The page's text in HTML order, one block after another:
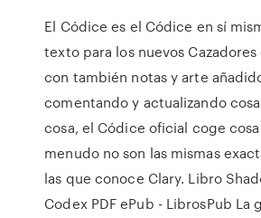
El Códice es el Códice en sí
texto para los nuevos
con también notas y arte
comentando y actualizando
cosa, el Códice oficial coge
menudo no son las mismas
las que conoce Clary. Libro
Codex PDF ePub - LibrosPub La